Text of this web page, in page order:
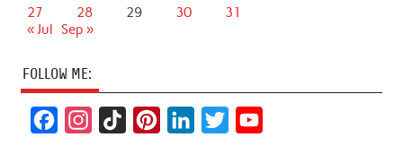
27
28 29 30
31
« Jul Sep »
FOLLOW ME: